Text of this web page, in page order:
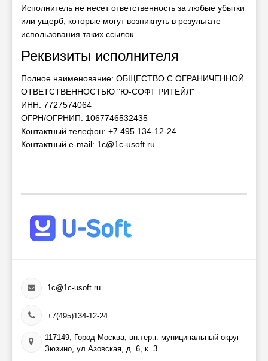
Исполнитель не несет ответственность за любые убытки
или ущерб, которые могут возникнуть в результате
использования таких ссылок.
Реквизиты исполнителя
Полное наименование: ОБЩЕСТВО С ОГРАНИЧЕННОЙ
ОТВЕТСТВЕННОСТЬЮ "Ю-СОФТ РИТЕЙЛ"
ИНН: 7727574064
ОГРН/ОГРНИП: 1067746532435
Контактный телефон: +7 495 134-12-24
Контактный e-mail: 1c@1c-usoft.ru
1c@1c-usoft.ru
+7(495)134-12-24
117149, Город Москва, вн.тер.г. муниципальный округ
Зюзино, ул Азовская, д. 6, к. 3